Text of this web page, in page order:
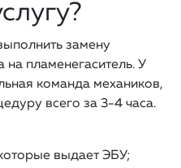
замену
на пламенегаситель. У
команда механиков,
всего за 3-4 часа.
выдает ЭБУ;